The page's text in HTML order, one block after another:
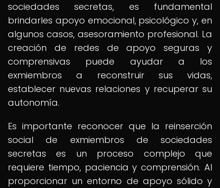
sociedades secretas, es fundamental
brindarles apoyo emocional, psicológico y, en
algunos casos, asesoramiento profesional. La
creación de redes de apoyo seguras y
comprensivas puede ayudar a los
exmiembros a reconstruir sus vidas,
establecer nuevas relaciones y recuperar su
autonomía.
Es importante reconocer que la reinserción
social de exmiembros de sociedades
secretas es un proceso complejo que
requiere tiempo, paciencia y comprensión. Al
proporcionar un entorno de apoyo sólido y